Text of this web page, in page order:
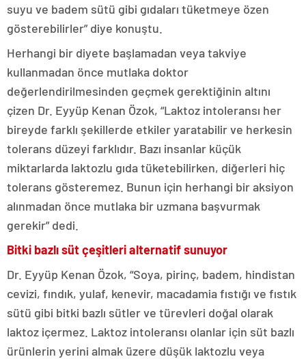
suyu ve badem sütü gibi gıdaları tüketmeye özen
gösterebilirler” diye konuştu.
Herhangi bir diyete başlamadan veya takviye
kullanmadan önce mutlaka doktor
değerlendirilmesinden geçmek gerektiğinin altını
çizen Dr. Eyyüp Kenan Özok, “Laktoz intoleransı her
bireyde farklı şekillerde etkiler yaratabilir ve herkesin
tolerans düzeyi farklıdır. Bazı insanlar küçük
miktarlarda laktozlu gıda tüketebilirken, diğerleri hiç
tolerans gösteremez. Bunun için herhangi bir aksiyon
alınmadan önce mutlaka bir uzmana başvurmak
gerekir” dedi.
Bitki bazlı süt çeşitleri alternatif sunuyor
Dr. Eyyüp Kenan Özok, “Soya, pirinç, badem, hindistan
cevizi, fındık, yulaf, kenevir, macadamia fıstığı ve fıstık
sütü gibi bitki bazlı sütler ve türevleri doğal olarak
laktoz içermez. Laktoz intoleransı olanlar için süt bazlı
ürünlerin yerini almak üzere düşük laktozlu veya